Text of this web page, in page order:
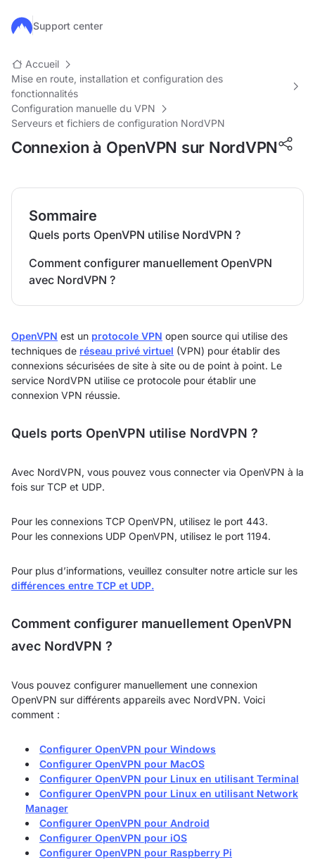
Passer au contenu principal
Support center
Accueil
Mise en route, installation et configuration des
fonctionnalités
Configuration manuelle du VPN
Serveurs et fichiers de configuration NordVPN
Connexion à OpenVPN sur NordVPN
Sommaire
Quels ports OpenVPN utilise NordVPN ?
Comment configurer manuellement OpenVPN
avec NordVPN ?
OpenVPN est un protocole VPN open source qui utilise des
techniques de réseau privé virtuel (VPN) pour établir des
connexions sécurisées de site à site ou de point à point. Le
service NordVPN utilise ce protocole pour établir une
connexion VPN réussie.
Quels ports OpenVPN utilise NordVPN ?
Avec NordVPN, vous pouvez vous connecter via OpenVPN à la
fois sur TCP et UDP.
Pour les connexions TCP OpenVPN, utilisez le port 443.
Pour les connexions UDP OpenVPN, utilisez le port 1194.
Pour plus d’informations, veuillez consulter notre article sur les
différences entre TCP et UDP.
Comment configurer manuellement OpenVPN
avec NordVPN ?
Vous pouvez configurer manuellement une connexion
OpenVPN sur différents appareils avec NordVPN. Voici
comment :
Configurer OpenVPN pour Windows
Configurer OpenVPN pour MacOS
Configurer OpenVPN pour Linux en utilisant Terminal
Configurer OpenVPN pour Linux en utilisant Network
Manager
Configurer OpenVPN pour Android
Configurer OpenVPN pour iOS
Configurer OpenVPN pour Raspberry Pi